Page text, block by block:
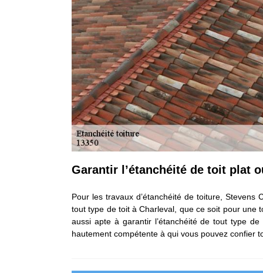
Garantir l’étanchéité de toit plat
Pour les travaux d’étanchéité de toiture,
tout type de toit à Charleval, que ce soit pour une
aussi apte à garantir l’étanchéité de tout type
hautement compétente à qui vous pouvez confier